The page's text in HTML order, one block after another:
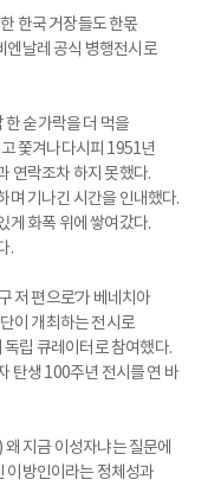
한국 거장들도 한몫
엔날레 공식 병행전시로
한 숟가락을 더 먹을
쫓겨나다시피 1951년
연락조차 하지 못했다.
며 기나긴 시간을 인내했다.
게 화폭 위에 쌓여갔다.
.
저 편으로’가 베네치아
이 개최하는 전시로
립 큐레이터로 참여했다.
탄생 100주년 전시를 연 바
지금 이성자냐는 질문에
이방인이라는 정체성과